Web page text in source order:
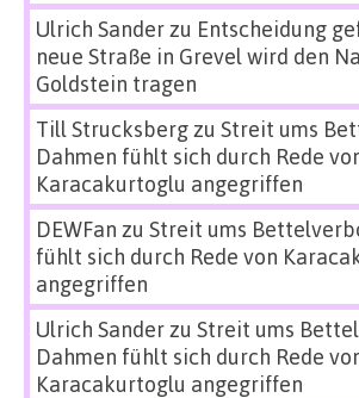
Ulrich Sanderzu Entscheidung
neue Straße in Grevel wird den
Goldstein tragen
Till Strucksbergzu Streit ums
Dahmen fühlt sich durch Rede
Karacakurtoglu angegriffen
DEWFan zu Streit ums
fühlt sich durch Rede von
angegriffen
Ulrich Sanderzu Streit ums
Dahmen fühlt sich durch Rede
Karacakurtoglu angegriffen